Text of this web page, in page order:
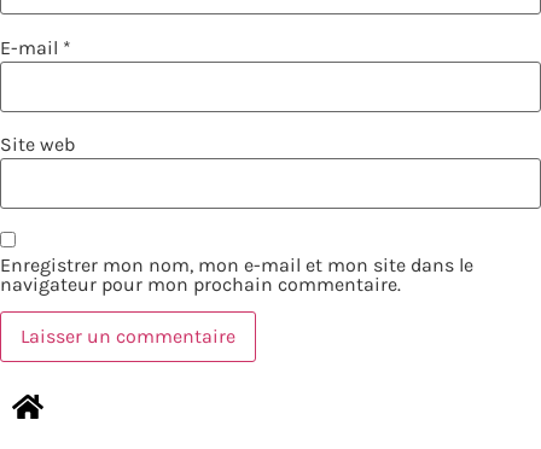
E-mail *
Site web
Enregistrer mon nom, mon e-mail et mon site dans le
navigateur pour mon prochain commentaire.